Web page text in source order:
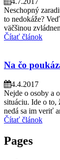
Neschopný
to nedokáže?
väčšinou
Čítať článok
Na čo
4.4.2017
Nejde o osoby a
situáciu. Ide o to,
nedá sa im veriť
Čítať článok
Pages